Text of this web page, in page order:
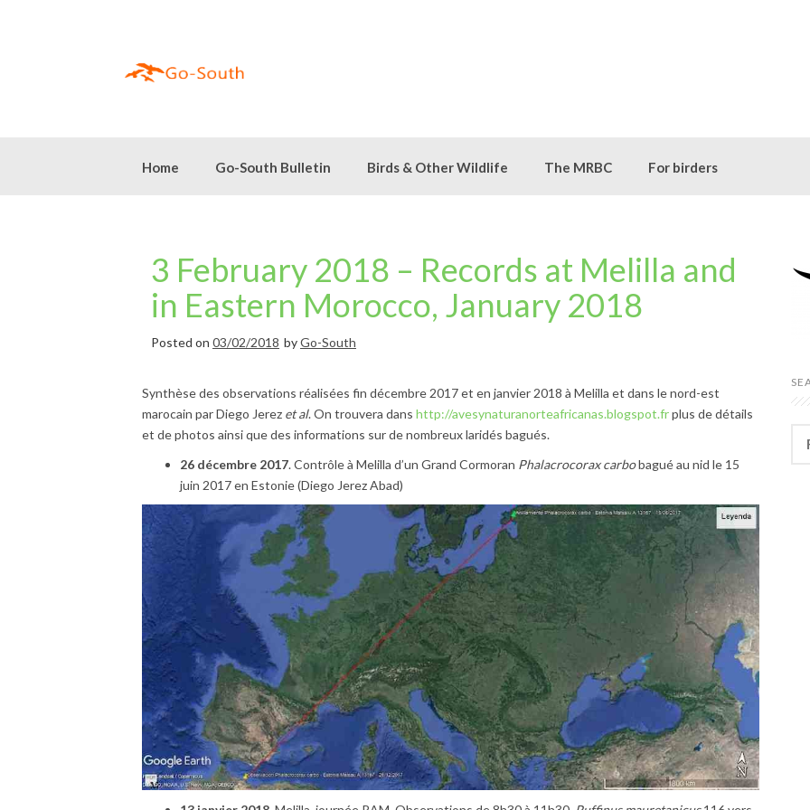
Home Go-South Bulletin Birds & Other Wildlife The MRBC For birders
3 February 2018 – Records at Melilla and
in Eastern Morocco, January 2018
Posted on 03/02/2018 byGo-South
Synthèse des observations réalisées fin décembre 2017 et en janvier 2018 à Melilla et dans le nord-est
marocain par Diego Jerez et al. On trouvera dans http://avesynaturanorteafricanas.blogspot.frplus de détails
et de photos ainsi que des informations sur de nombreux laridés bagués.
26 décembre 2017. Contrôle à Melilla d’un Grand Cormoran Phalacrocorax carbobagué au nid le 15
juin 2017 en Estonie (Diego Jerez Abad)